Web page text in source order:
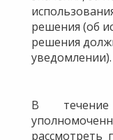
решения (об
решения
уведомлении).
В
рассмотреть